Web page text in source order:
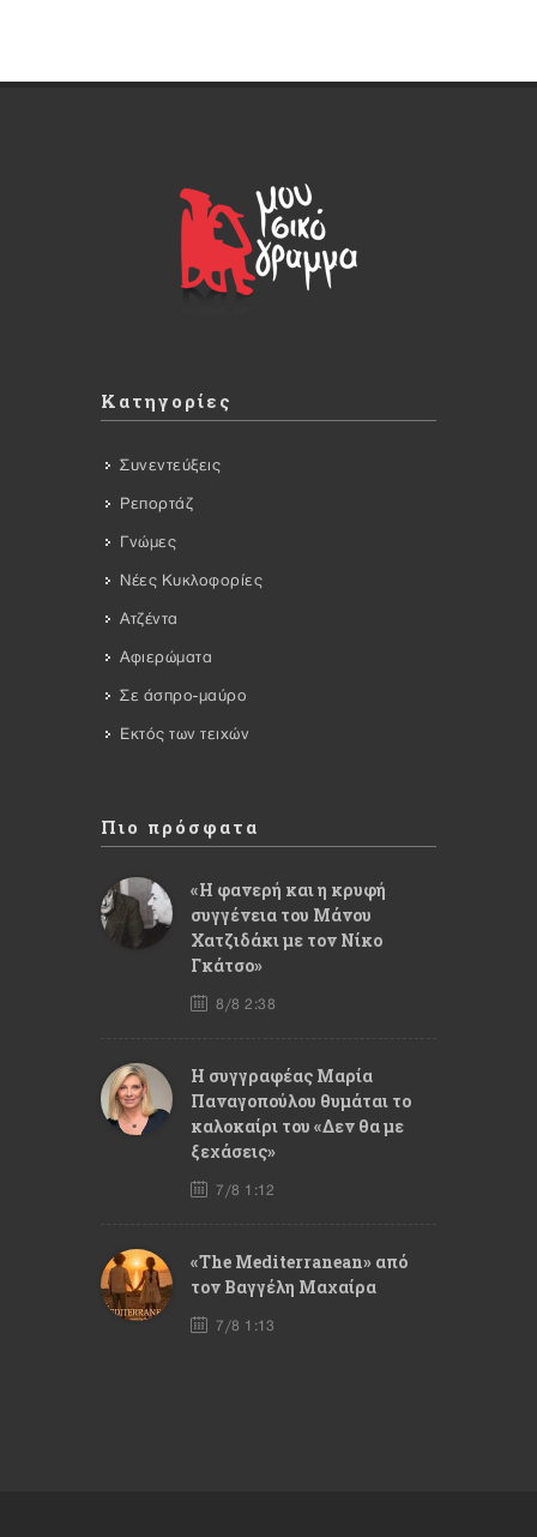
Κατηγορίες
Συνεντεύξεις
Ρεπορτάζ
Γνώμες
Νέες Κυκλοφορίες
Ατζέντα
Αφιερώματα
Σε άσπρο-μαύρο
Εκτός των τειχών
Πιο πρόσφατα
«Η φανερή και η κρυφή
συγγένεια του Μάνου
Χατζιδάκι με τον Νίκο
Γκάτσο»
8/8 2:38
Η συγγραφέας Μαρία
Παναγοπούλου θυμάται το
καλοκαίρι του «Δεν θα με
ξεχάσεις»
7/8 1:12
«The Mediterranean» από
τον Βαγγέλη Μαχαίρα
7/8 1:13